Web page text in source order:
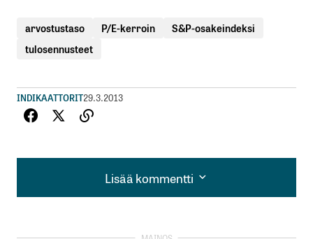
arvostustaso P/E-kerroin
S&P-osakeindeksi
tulosennusteet
INDIKAATTORIT29.3.2013
Lisää kommentti
Lisää kommentti